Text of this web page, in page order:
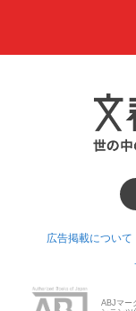
広告掲載について
ABJマー